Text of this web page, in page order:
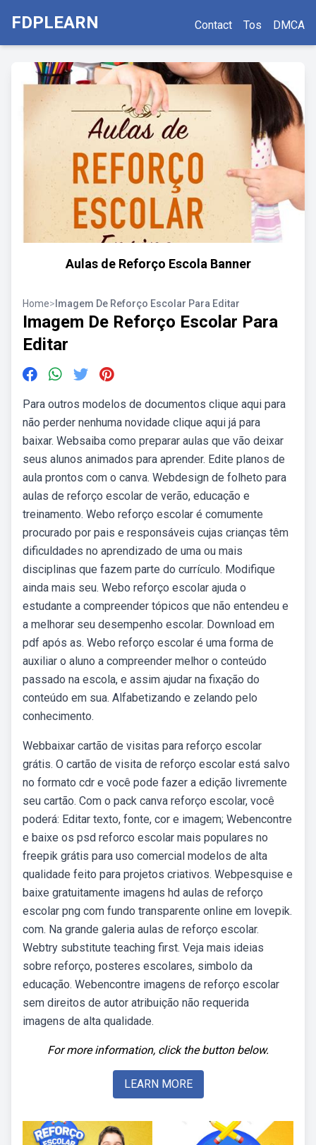
FDPLEARN Contact Tos DMCA
Aulas de Reforço Escola Banner
Home> Imagem De Reforço Escolar Para Editar
Imagem De Reforço Escolar Para
Editar
Para outros modelos de documentos clique aqui para
não perder nenhuma novidade clique aqui já para
baixar. Websaiba como preparar aulas que vão deixar
seus alunos animados para aprender. Edite planos de
aula prontos com o canva. Webdesign de folheto para
aulas de reforço escolar de verão, educação e
treinamento. Webo reforço escolar é comumente
procurado por pais e responsáveis cujas crianças têm
dificuldades no aprendizado de uma ou mais
disciplinas que fazem parte do currículo. Modifique
ainda mais seu. Webo reforço escolar ajuda o
estudante a compreender tópicos que não entendeu e
a melhorar seu desempenho escolar. Download em
pdf após as. Webo reforço escolar é uma forma de
auxiliar o aluno a compreender melhor o conteúdo
passado na escola, e assim ajudar na fixação do
conteúdo em sua. Alfabetizando e zelando pelo
conhecimento.
Webbaixar cartão de visitas para reforço escolar
grátis. O cartão de visita de reforço escolar está salvo
no formato cdr e você pode fazer a edição livremente
seu cartão. Com o pack canva reforço escolar, você
poderá: Editar texto, fonte, cor e imagem; Webencontre
e baixe os psd reforco escolar mais populares no
freepik grátis para uso comercial modelos de alta
qualidade feito para projetos criativos. Webpesquise e
baixe gratuitamente imagens hd aulas de reforço
escolar png com fundo transparente online em lovepik.
com. Na grande galeria aulas de reforço escolar.
Webtry substitute teaching first. Veja mais ideias
sobre reforço, posteres escolares, simbolo da
educação. Webencontre imagens de reforço escolar
sem direitos de autor atribuição não requerida
imagens de alta qualidade.
For more information, click the button below.
LEARN MORE